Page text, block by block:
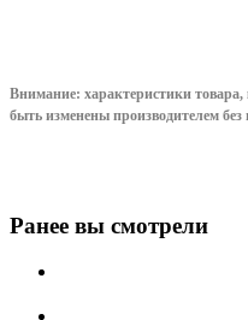
Внимание: характеристики
быть изменены производителем без
Ранее вы смотрели